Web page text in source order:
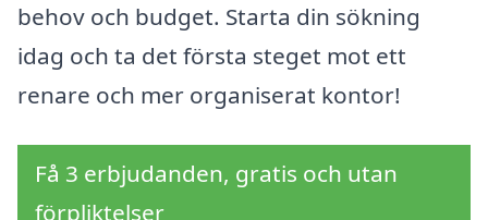
behov och budget. Starta din sökning
idag och ta det första steget mot ett
renare och mer organiserat kontor!
Få 3 erbjudanden, gratis och utan
förpliktelser